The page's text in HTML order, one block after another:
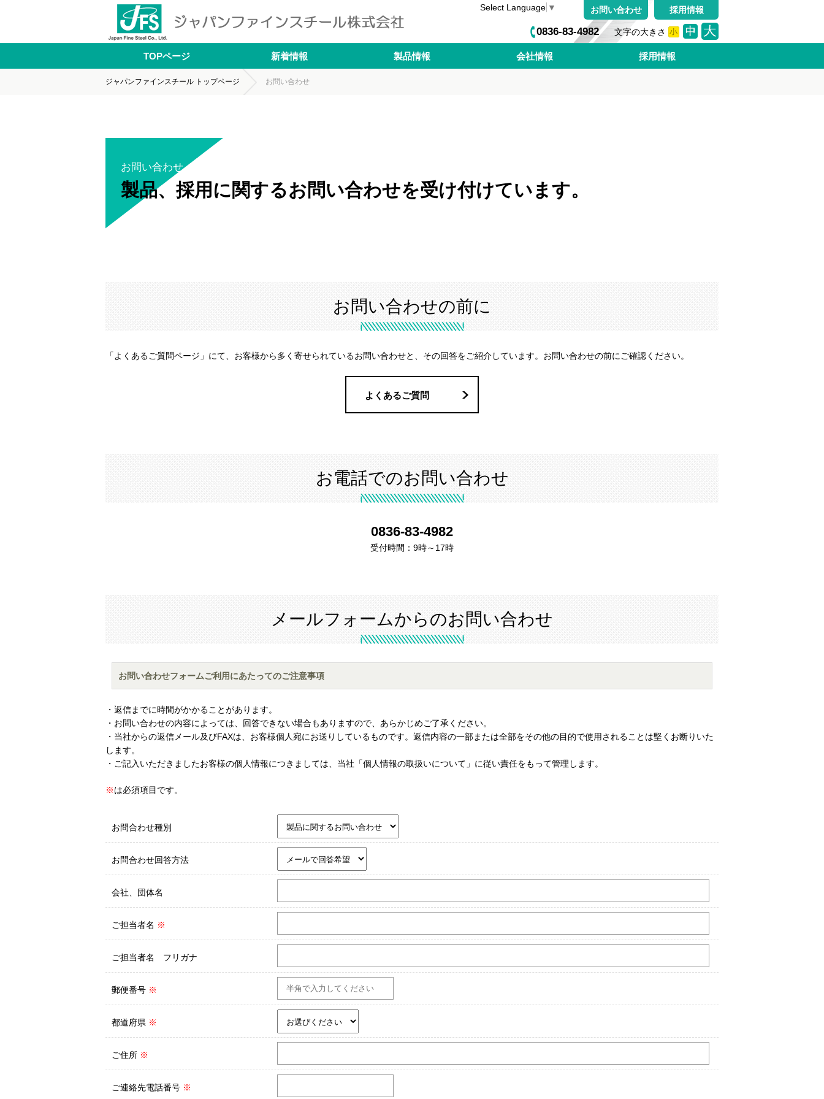
採用情報
お問い合わせ
Select Language ▼
文字の大きさ
小
中
0836-83-4982
TOPページ 新着情報 製品情報 会社情報 採用情報
ジャパンファインスチール トップページ お問い合わせ
お問い合わせ
製品、採用に関するお問い合わせを受け付けています。
お問い合わせの前に
「 よくあるご質問ページ 」にて、お客様から多く寄せられているお問い合わせと、その回答をご紹介しています。お問い合わせの前にご確認ください。
よくあるご質問
お電話でのお問い合わせ
0836-83-4982
受付時間：9時～17時
メールフォームからのお問い合わせ
お問い合わせフォームご利用にあたってのご注意事項
・返信までに時間がかかることがあります。
・お問い合わせの内容によっては、回答できない場合もありますので、あらかじめご了承ください。
・当社からの返信メール及びFAXは、お客様個人宛にお送りしているものです。返信内容の一部または全部をその他の目的で使用されることは堅くお断りいた
します。
・ご記入いただきましたお客様の個人情報につきましては、当社「個人情報の取扱いについて 」に従い責任をもって管理します。
※は必須項目です。
お問合わせ種別
お問合わせ回答方法
会社、団体名
ご担当者名 ※
ご担当者名 フリガナ
郵便番号 ※
都道府県 ※
ご住所 ※
ご連絡先電話番号 ※